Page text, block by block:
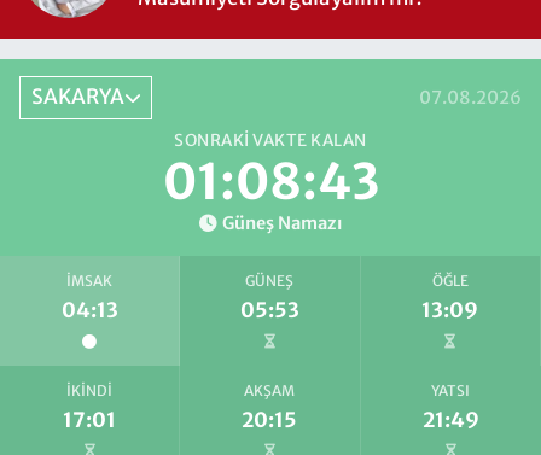
SAKARYA 07.08.2026
SONRAKI VAKTE KALAN
01:08:42
Güneş Namazı
İMSAK
04:13
GÜNEŞ
05:53
ÖĞLE
13:09
İKINDI
17:01
AKŞAM
20:15
YATSI
21:49